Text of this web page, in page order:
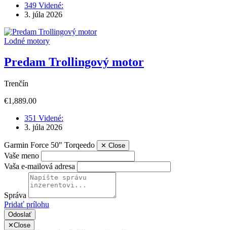
349 Videné:
3. júla 2026
Lodné motory
Predam Trollingový motor
Trenčín
€1,889.00
351 Videné:
3. júla 2026
Garmin Force 50″ Torqeedo ✕ Close
Vaše meno
Vaša e-mailová adresa
Správa
Pridať prílohu
Odoslať
✕Close